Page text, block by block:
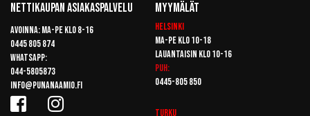
Nettikaupan Asiakaspalvelu
Avoinna: Ma-pe klo 8-16
0445 805 874
Whatsapp:
044-5805873
info@punanaamio.fi
Myymälät
Helsinki
Ma-pe klo 10-18
Lauantaisin klo 10-16
Puh:
0445-805 850
Turku